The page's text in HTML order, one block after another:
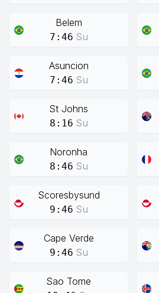
Belem
7:46 Su
Asuncion
7:46 Su
St Johns
8:16 Su
Noronha
8:46 Su
Scoresbysund
9:46 Su
Cape Verde
9:46 Su
Sao Tome